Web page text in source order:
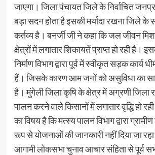
जाएगा। जिला पंचायत जिले के निर्वाचित
बड़ा सदन होता है इसकी मर्यादा रखना जिले के
कर्तव्य है। बनर्जी जी ने कहा कि जल जीवन
क्षेत्रों में लगातार शिकायतें प्राप्त हो रही है।
निर्माण विभाग द्वारा पूर्व में स्वीकृत सड़क कार्य
हैं। जिसके कारण आम जनों को असुविधा का
है। मुंगेली जिला कृषि के क्षेत्र में अग्रणी जिला
पालन करने वाले किसानों में लगातार वृद्धि हो
का विषय है कि मत्स्य पालन विभाग द्वारा
रूप से योजनाओं की जानकारी नहीं दिया जा
आगामी लोकसभा चुनाव आचार संहिता से पूर्व